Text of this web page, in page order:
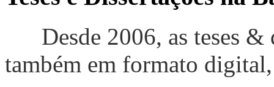
Desde 2006, as teses &
também em formato